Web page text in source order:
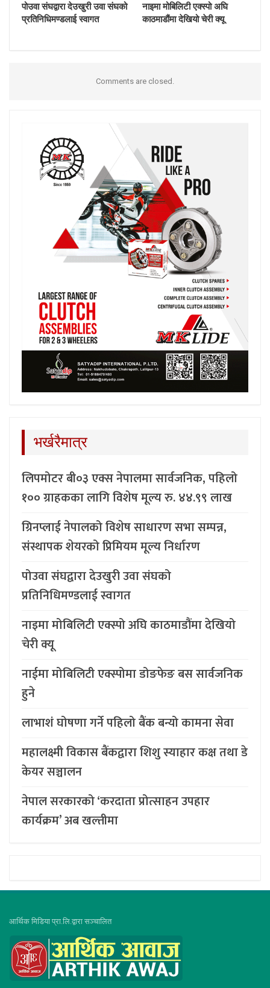
पोउवा संघद्वारा देउखुरी उवा संघको
प्रतिनिधिमण्डलाई स्वागत
नाइमा मोबिलिटी एक्स्पो अघि
काठमाडौंमा देखियो चेरी क्यू
Comments are closed.
भर्खरैमात्र
लिपमोटर बी०३ एक्स नेपालमा सार्वजनिक, पहिलो
१०० ग्राहकका लागि विशेष मूल्य रु. ४४.९९ लाख
ग्रिनप्लाई नेपालको विशेष साधारण सभा सम्पन्न,
संस्थापक शेयरको प्रिमियम मूल्य निर्धारण
पोउवा संघद्वारा देउखुरी उवा संघको
प्रतिनिधिमण्डलाई स्वागत
नाइमा मोबिलिटी एक्स्पो अघि काठमाडौंमा देखियो
चेरी क्यू
नाईमा मोबिलिटी एक्स्पोमा डोङफेङ बस सार्वजनिक
हुने
लाभाशं घोषणा गर्ने पहिलो बैंक बन्यो कामना सेवा
महालक्ष्मी विकास बैंकद्वारा शिशु स्याहार कक्ष तथा डे
केयर सञ्चालन
नेपाल सरकारको ‘करदाता प्रोत्साहन उपहार
कार्यक्रम’ अब खल्तीमा
आर्थिक मिडिया प्रा.लि.द्वारा सञ्चालित